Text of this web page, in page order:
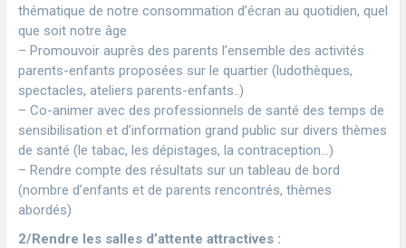
thématique de notre consommation d’écran au quotidien, quel
que soit notre âge
– Promouvoir auprès des parents l’ensemble des activités
parents-enfants proposées sur le quartier (ludothèques,
spectacles, ateliers parents-enfants..)
– Co-animer avec des professionnels de santé des temps de
sensibilisation et d’information grand public sur divers thèmes
de santé (le tabac, les dépistages, la contraception…)
– Rendre compte des résultats sur un tableau de bord
(nombre d’enfants et de parents rencontrés, thèmes
abordés)
2/Rendre les salles d’attente attractives :